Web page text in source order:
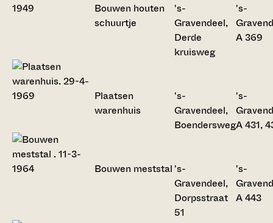
Bouwen houten
schuurtje
's-
Gravendeel,
Derde
kruisweg
's-
A 369
Plaatsen
warenhuis
's-
Gravendeel,
Boendersweg
's-
A 431,
Bouwen meststal 's-
Gravendeel,
Dorpsstraat
51
's-
A 443